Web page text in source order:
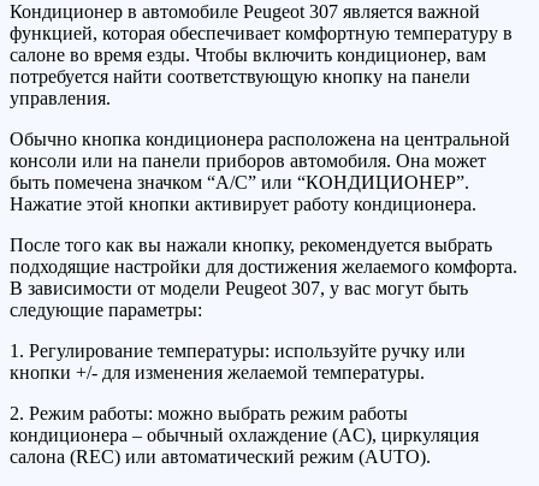
Кондиционер в автомобиле Peugeot 307 является важной
функцией, которая обеспечивает комфортную температуру в
салоне во время езды. Чтобы включить кондиционер, вам
потребуется найти соответствующую кнопку на панели
управления.
Обычно кнопка кондиционера расположена на центральной
консоли или на панели приборов автомобиля. Она может
быть помечена значком “A/C” или “КОНДИЦИОНЕР”.
Нажатие этой кнопки активирует работу кондиционера.
После того как вы нажали кнопку, рекомендуется выбрать
подходящие настройки для достижения желаемого комфорта.
В зависимости от модели Peugeot 307, у вас могут быть
следующие параметры:
1. Регулирование температуры: используйте ручку или
кнопки +/- для изменения желаемой температуры.
2. Режим работы: можно выбрать режим работы
кондиционера – обычный охлаждение (AC), циркуляция
салона (REC) или автоматический режим (AUTO).